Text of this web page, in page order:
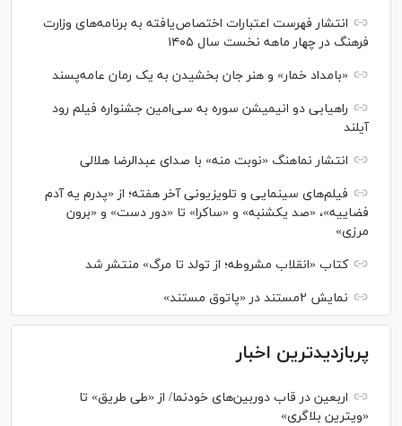
انتشار فهرست اعتبارات اختصاص‌یافته به برنامه‌های وزارت
فرهنگ در چهار ماهه نخست سال ۱۴۰۵
«بامداد خمار» و هنر جان بخشیدن به یک رمان عامه‌پسند
راهیابی دو انیمیشن سوره به سی‌امین جشنواره فیلم رود
آیلند
انتشار نماهنگ «نوبت منه» با صدای عبدالرضا هلالی
فیلم‌های سینمایی و تلویزیونی آخر هفته؛ از «پدرم یه آدم
فضاییه»، «صد یکشنبه» و «ساکرا» تا «دور دست» و «برون
مرزی»
کتاب «انقلاب مشروطه؛ از تولد تا مرگ» منتشر شد
نمایش ۲مستند در «پاتوق مستند»
پربازدیدترین اخبار
اربعین در قاب دوربین‌های خودنما/ از «طی طریق» تا
«ویترین بلاگری»